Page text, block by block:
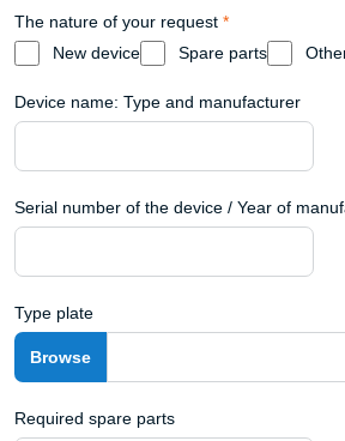
The nature of your request *
New device
Spare parts
Device name: Type and manufacturer
Serial number of the device / Year of
Type plate
Required spare parts